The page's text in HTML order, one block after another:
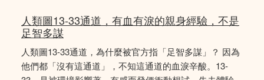
人類圖13-33通道，有血有淚的親身經驗，不是
足智多謀
人類圖13-33通道，為什麼被官方指「足智多謀」？ 因為
他們都「沒有這通道」，不知這通道的血淚辛酸。13-